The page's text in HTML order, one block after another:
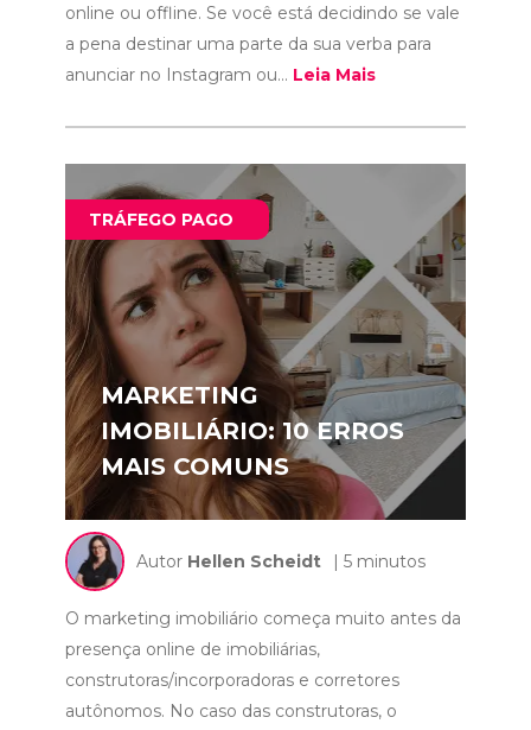
online ou offline. Se você está decidindo se vale
a pena destinar uma parte da sua verba para
anunciar no Instagram ou... Leia Mais
TRÁFEGO PAGO
MARKETING
IMOBILIÁRIO: 10 ERROS
MAIS COMUNS
Autor Hellen Scheidt | 5 minutos
O marketing imobiliário começa muito antes da
presença online de imobiliárias,
construtoras/incorporadoras e corretores
autônomos. No caso das construtoras, o